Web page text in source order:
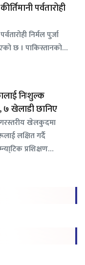
पर्वतारोही
निर्मल पुर्जा
छ । पाकिस्तानको…
निःशुल्क
७ खेलाडी छानिए
खेलकुदमा
लक्षित गर्दै
प्रशिक्षण…